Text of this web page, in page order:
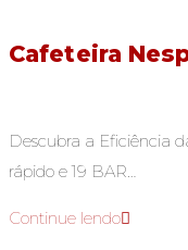
Cafeteira
Descubra a Eficiência
rápido e 19 BAR…
Continue lendo